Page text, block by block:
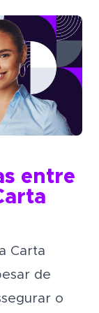
entre
Carta
de
o